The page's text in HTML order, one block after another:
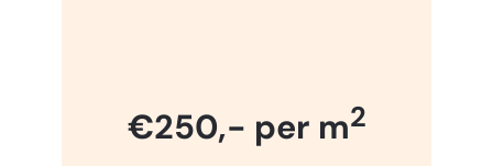
€250,- per m2